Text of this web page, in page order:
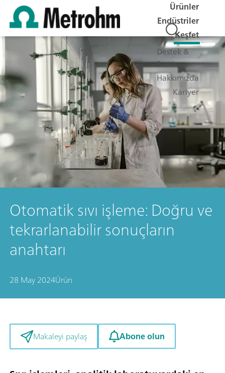
Ürünler
Endüstriler
Keşfet
Destek &
Servis
Hakkımızda
Kariyer
Otomatik sıvı işleme: Doğru ve
tekrarlanabilir sonuçların
anahtarı
28 May 2024Ürün
Makaleyi paylaş Abone olun